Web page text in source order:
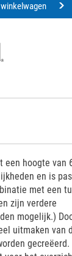
een hoogte van
en is
met een
zijn verdere
mogelijk.)
uitmaken van
gecreëerd.